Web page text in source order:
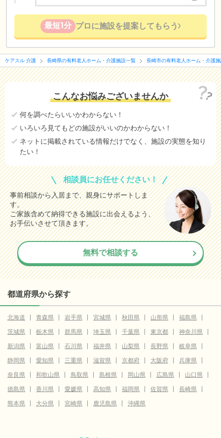
最短1分 プロに施設を提案してもらう
ケアスル 介護 長崎県の有料老人ホーム・介護施設一覧 長崎市の有料老人ホーム・介護
こんなお悩みございませんか
何を調べたらいいかわからない！
いろいろ見てもどの施設がいいのかわからない！
ネットに掲載されている情報だけでなく、施設の実態を知り
たい！
相談員にお任せください！
事前相談から入居まで、親身にサポートしま
す。
ご家族含めて納得できる施設に出会えるよう、
お手伝いさせて頂きます。
無料で相談する
都道府県から探す
北海道 青森県 岩手県 宮城県 秋田県 山形県
福島県
茨城県
栃木県 群馬県 埼玉県 千葉県 東京都
神奈川県
新潟県
富山県 石川県 福井県 山梨県 長野県
岐阜県
静岡県
愛知県 三重県 滋賀県 京都府 大阪府
兵庫県
奈良県
和歌山県 鳥取県 島根県 岡山県 広島県
山口県
徳島県
香川県 愛媛県 高知県 福岡県 佐賀県
長崎県
熊本県
大分県 宮崎県 鹿児島県 沖縄県